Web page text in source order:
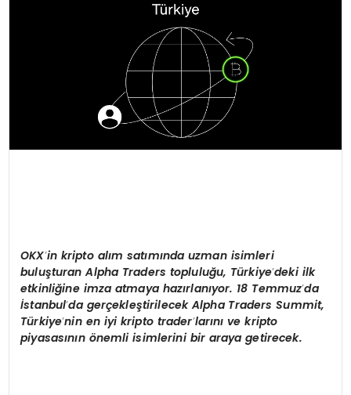
OKX’in kripto alım satımında uzman isimleri
buluşturan Alpha Traders topluluğu, Türkiye’deki ilk
etkinliğine imza atmaya hazırlanıyor. 18 Temmuz’da
İstanbul’da gerçekleştirilecek Alpha Traders Summit,
Türkiye’nin en iyi kripto trader’larını ve kripto
piyasasının önemli isimlerini bir araya getirecek.